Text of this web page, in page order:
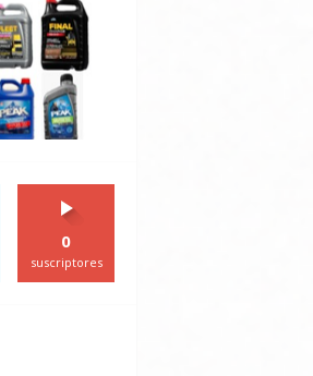
0
suscriptores